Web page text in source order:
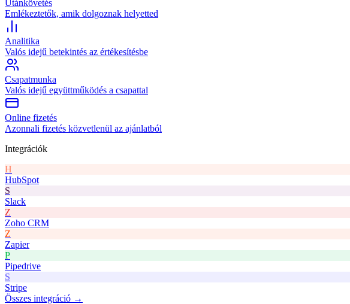
Utánkövetés
Emlékeztetők, amik dolgoznak helyetted
Analitika
Valós idejű betekintés az értékesítésbe
Csapatmunka
Valós idejű együttműködés a csapattal
Online fizetés
Azonnali fizetés közvetlenül az ajánlatból
Integrációk
H
HubSpot
S
Slack
Z
Zoho CRM
Z
Zapier
P
Pipedrive
S
Stripe
Összes integráció →